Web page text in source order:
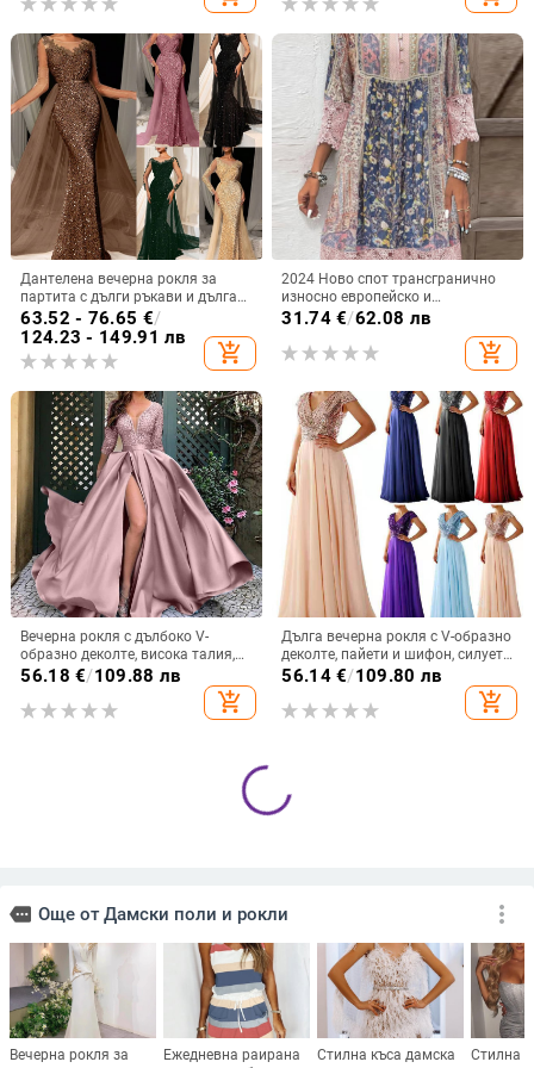
Дантелена вечерна рокля за
партита с дълги ръкави и дълга
пола, дълбоко V-образно деколте,
полиестер-еластанова материя
63.52 - 76.65 €/
124.23 - 149.91 лв
add_shopping_cart
2024 Ново спот трансгранично
износно европейско и
американско облекло Пролет и
щампована дантелена рокля
31.74€/62.08 лв
add_shopping_cart
Вечерна рокля с дълбоко V-
образно деколте, висока талия,
дълги ръкави, малък шлейф,
56.18 €/109.88 лв
add_shopping_cart
Дълга вечерна рокля с V-образно
деколте, пайети и шифон, силует
А-образен, висока талия
56.14€/109.80 лв
add_shopping_cart
Френска рокля на точки Amazon
2025 Лятна ретро нова
темпераментна талия Тънка
пола за жени
35.13 68.71 лв
add_shopping_cart
Дълга сатенена вечерна рокля с
цепка за партита и официални
събития
37.28 € /72.91 лв
add_shopping_cart